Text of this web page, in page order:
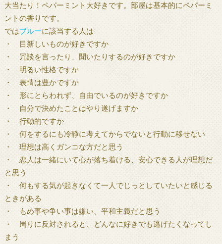
大当たり！ペパーミント大好きです。部屋は基本的にペパーミ
ントの香りです。
ではブルーに該当する人は
・ 目新しいものが好きですか
・ 冗談を言ったり、聞いたりするのが好きですか
・ 明るい性格ですか
・ 表情は豊かですか
・ 形にとらわれず、自由でいるのが好きですか
・ 自分で決めたことはやり遂げますか
・ 行動的ですか
・ 何をするにも冷静に考えてからでないと行動に移せない
・ 理想は高くガンコな方だと思う
・ 恋人は一緒にいて心が落ち着ける、安心できる人が理想だ
と思う
・ 何もする気が起きなくて一人でじっとしていたいと感じる
ときがある
・ もめ事や争い事は嫌い、平和主義だと思う
・ 周りに反対されると、どんなに好きでも逃げたくなってし
まう